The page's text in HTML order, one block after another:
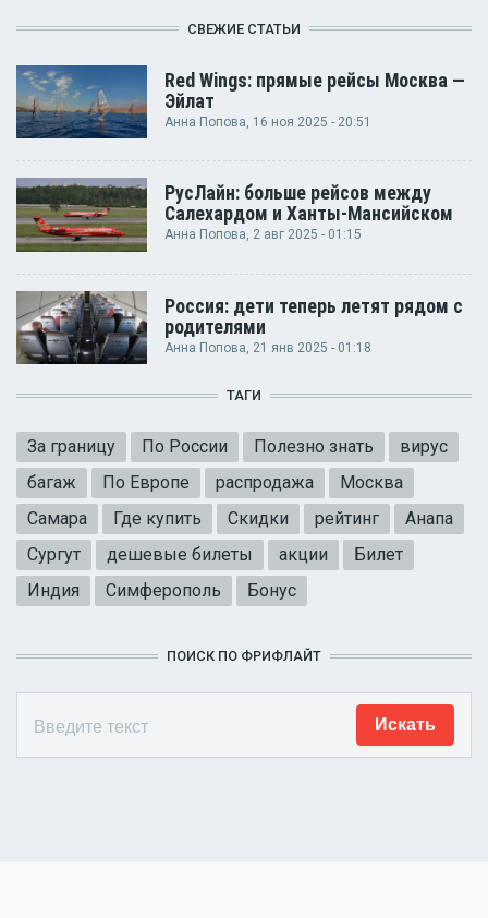
СВЕЖИЕ СТАТЬИ
Red Wings: прямые рейсы Москва —
Эйлат
Анна Попова , 16 ноя 2025 - 20:51
РусЛайн: больше рейсов между
Салехардом и Ханты-Мансийском
Анна Попова, 2 авг 2025 - 01:15
Россия: дети теперь летят рядом с
родителями
Анна Попова , 21 янв 2025 - 01:18
ТАГИ
За границу По России Полезно знать
вирус
багаж
По Европе распродажа
Москва
Самара
Где купить Скидки рейтинг
Анапа
Сургут
дешевые билеты акции
Билет
Индия
Симферополь Бонус
ПОИСК ПО ФРИФЛАЙТ